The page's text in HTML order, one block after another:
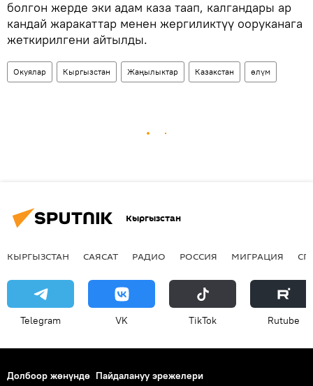
болгон жерде эки адам каза таап, калгандары ар
кандай жаракаттар менен жергиликтүү ооруканага
жеткирилгени айтылды.
Окуялар Кыргызстан Жаңылыктар Казакстан өлүм
Кыргызстан
КЫРГЫЗСТАН САЯСАТ РАДИО РОССИЯ МИГРАЦИЯ
Telegram VK ТikТоk Rutube
Долбоор жөнүндө Пайдалануу эрежелери